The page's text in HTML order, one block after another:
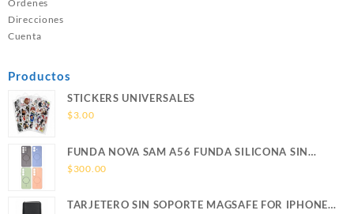
Ordenes
Direcciones
Cuenta
Productos
STICKERS UNIVERSALES
$3.00
FUNDA NOVA SAM A56 FUNDA SILICONA SIN
SOPORTE MAGNETICO SAMSUNG
$300.00
TARJETERO SIN SOPORTE MAGSAFE FOR IPHONE